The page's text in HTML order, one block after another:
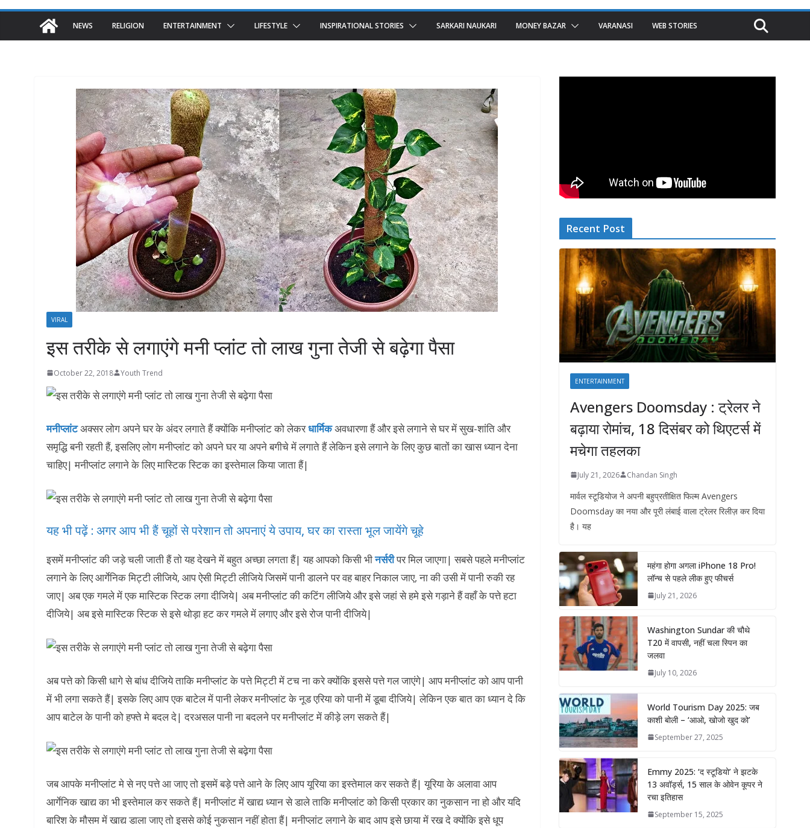
NEWS RELIGION ENTERTAINMENT LIFESTYLE INSPIRATIONAL STORIES SARKARI NAUKARI MONEY BAZAR VARANASI WEB STORIES
VIRAL
इस तरीके से लगाएंगे मनी प्लांट तो लाख गुना तेजी से बढ़ेगा पैसा
October 22, 2018 Youth Trend
मनीप्लांटअक्सर लोग अपने घर के अंदर लगाते हैं क्योंकि मनीप्लांट को लेकरधार्मिकअवधारणा हैं और इसे लगाने से घर में सुख-शांति और
समृद्धि बनी रहती हैं, इसलिए लोग मनीप्लांट को अपने घर या अपने बगीचे में लगाते हैं लेकिन इसे लगाने के लिए कुछ बातों का खास ध्यान देना
चाहिए| मनीप्लांट लगाने के लिए मास्टिक स्टिक का इस्तेमाल किया जाता हैं|
यह भी पढ़ें : अगर आप भी हैं चूहों से परेशान तो अपनाएं ये उपाय, घर का रास्ता भूल जायेंगे चूहे
इसमें मनीप्लांट की जड़े चली जाती हैं तो यह देखने में बहुत अच्छा लगता हैं| यह आपको किसी भीनर्सरीपर मिल जाएगा| सबसे पहले मनीप्लांट
लगाने के लिए आर्गेनिक मिट्टी लीजिये, आप ऐसी मिट्टी लीजिये जिसमें पानी डालने पर वह बाहर निकाल जाए, ना की उसी में पानी रुकी रह
जाए| अब एक गमले में एक मास्टिक स्टिक लगा दीजिये| अब मनीप्लांट की कटिंग लीजिये और इसे जहां से हमे इसे गड़ाने हैं वहाँ के पत्ते हटा
दीजिये| अब इसे मास्टिक स्टिक से इसे थोड़ा हट कर गमले में लगाए और इसे रोज पानी दीजिये|
अब पत्ते को किसी धागे से बांध दीजिये ताकि मनीप्लांट के पत्ते मिट्टी में टच ना करे क्योंकि इससे पत्ते गल जाएंगे| आप मनीप्लांट को आप पानी
में भी लगा सकते हैं| इसके लिए आप एक बाटेल में पानी लेकर मनीप्लांट के नूड एरिया को पानी में डूबा दीजिये| लेकिन एक बात का ध्यान दे कि
आप बाटेल के पानी को हफ्ते मे बदल दे| दरअसल पानी ना बदलने पर मनीप्लांट में कीड़े लग सकते हैं|
जब आपके मनीप्लांट मे से नए पत्ते आ जाए तो इसमें बड़े पत्ते आने के लिए आप यूरिया का इस्तेमाल कर सकते हैं| यूरिया के अलावा आप
आर्गेनिक खाद्य का भी इस्तेमाल कर सकते हैं| मनीप्लांट में खाद्य ध्यान से डाले ताकि मनीप्लांट को किसी प्रकार का नुकसान ना हो और यदि
बारिश के मौसम में खाद्य डाला जाए तो इससे कोई नुकसान नहीं होता हैं| मनीप्लांट लगाने के बाद आप इसे छाया में रख दे क्योंकि इसे धूप
Recent Post
ENTERTAINMENT
Avengers Doomsday : ट्रेलर ने
बढ़ाया रोमांच, 18 दिसंबर को थिएटर्स में
मचेगा तहलका
July 21, 2026 Chandan Singh
मार्वल स्टूडियोज ने अपनी बहुप्रतीक्षित फिल्म Avengers
Doomsday का नया और पूरी लंबाई वाला ट्रेलर रिलीज़ कर दिया
है। यह
महंगा होगा अगला iPhone 18 Pro!
लॉन्च से पहले लीक हुए फीचर्स
July 21, 2026
Washington Sundar की चौथे
T20 में वापसी, नहीं चला स्पिन का
जलवा
July 10, 2026
World Tourism Day 2025: जब
काशी बोली – ‘आओ, खोजो खुद को’
September 27, 2025
Emmy 2025: ‘द स्टूडियो’ ने झटके
13 अवॉर्ड्स, 15 साल के ओवेन कूपर ने
रचा इतिहास
September 15, 2025